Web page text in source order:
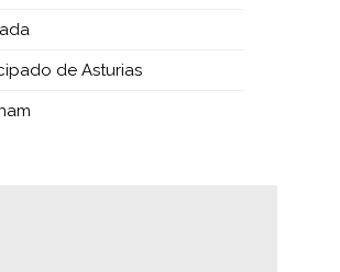
de Asturias